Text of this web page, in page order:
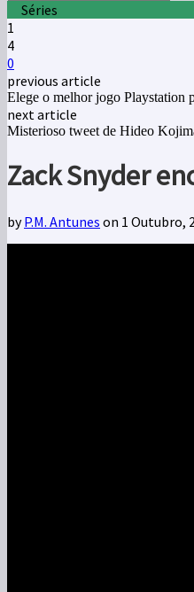
Séries
1
4
0
previous article
Elege o melhor jogo Playstation
next article
Misterioso tweet de Hideo
Zack Snyder
byP.M. Antunes on 1 Outubro,